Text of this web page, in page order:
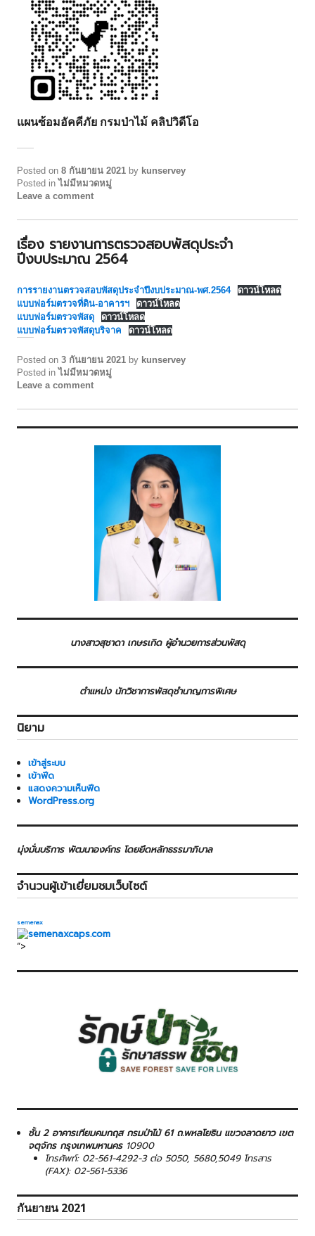
แผนซ้อมอัคคีภัย กรมป่าไม้ คลิปวิดีโอ
Posted on 8 กันยายน 2021 by kunservey
Posted in ไม่มีหมวดหมู่
Leave a comment
เรื่อง รายงานการตรวจสอบพัสดุประจำ
ปีงบประมาณ 2564
การรายงานตรวจสอบพัสดุประจำปีงบประมาณ-พศ.2564
ดาวน์โหลด
แบบฟอร์มตรวจที่ดิน-อาคารฯ
ดาวน์โหลด
แบบฟอร์มตรวจพัสดุ
ดาวน์โหลด
แบบฟอร์มตรวจพัสดุบริจาค
ดาวน์โหลด
Posted on 3 กันยายน 2021 by kunservey
Posted in ไม่มีหมวดหมู่
Leave a comment
นางสาวสุชาดา เกษรเกิด ผู้อำนวยการส่วนพัสดุ
ตำแหน่ง นักวิชาการพัสดุชำนาญการพิเศษ
นิยาม
เข้าสู่ระบบ
เข้าฟีด
แสดงความเห็นฟีด
WordPress.org
มุ่งมั่นบริการ พัฒนาองค์กร โดยยึดหลักธรรมาภิบาล
จำนวนผู้เข้าเยี่ยมชมเว็บไซต์
semenax
“>
ชั้น 2 อาคารเทียมคมกฤส กรมป่าไม้ 61 ถ.พหลโยธิน แขวงลาดยาว เขต
จตุจักร กรุงเทพมหานคร 10900
โทรศัพท์: 02-561-4292-3 ต่อ 5050, 5680,5049 โทรสาร
(FAX): 02-561-5336
กันยายน 2021